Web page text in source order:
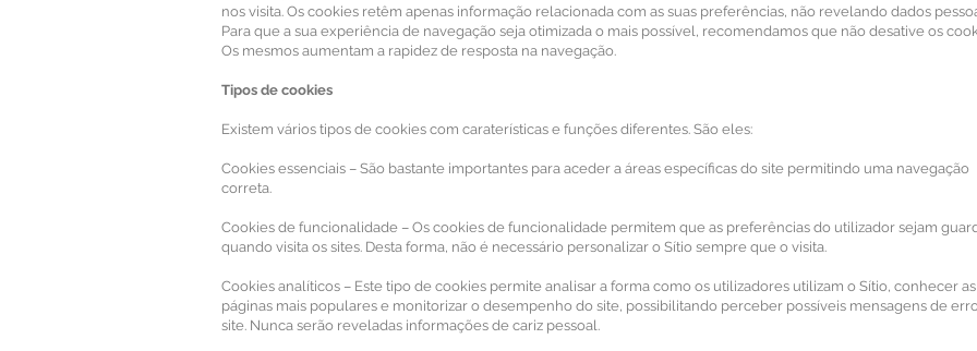
nos visita. Os cookies retêm apenas informação relacionada com as suas preferências, não revelando dados
Para que a sua experiência de navegação seja otimizada o mais possível, recomendamos que não desative os
Os mesmos aumentam a rapidez de resposta na navegação.
Tipos de cookies
Existem vários tipos de cookies com caraterísticas e funções diferentes. São eles:
Cookies essenciais – São bastante importantes para aceder a áreas específicas do site permitindo uma navegação
correta.
Cookies de funcionalidade – Os cookies de funcionalidade permitem que as preferências do utilizador sejam
quando visita os sites. Desta forma, não é necessário personalizar o Sítio sempre que o visita.
Cookies analíticos – Este tipo de cookies permite analisar a forma como os utilizadores utilizam o Sítio, conhecer as
páginas mais populares e monitorizar o desempenho do site, possibilitando perceber possíveis mensagens de
site. Nunca serão reveladas informações de cariz pessoal.